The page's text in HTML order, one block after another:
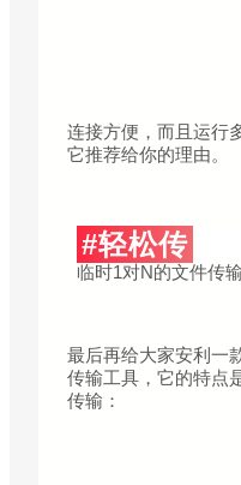
连接方便，而且运行
它推荐给你的理由。
#轻松传
临时1对N的文件传输
最后再给大家安利一
传输工具，它的特点
传输：